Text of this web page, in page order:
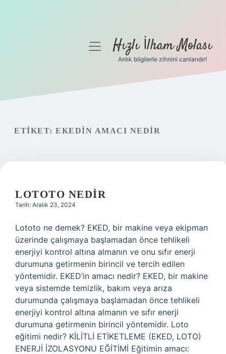
Gizlilik Politikası
menüyüHızlı İlham Molası
Anlık bilgilerle zihnini canlandır!
ETIKET: EKEDIN AMACI NEDIR
LOTOTO NEDIR
Tarih: Aralık 23, 2024
Lototo ne demek? EKED, bir makine veya ekipman
üzerinde çalışmaya başlamadan önce tehlikeli
enerjiyi kontrol altına almanın ve onu sıfır enerji
durumuna getirmenin birincil ve tercih edilen
yöntemidir. EKED’in amacı nedir? EKED, bir makine
veya sistemde temizlik, bakım veya arıza
durumunda çalışmaya başlamadan önce tehlikeli
enerjiyi kontrol altına almanın ve sıfır enerji
durumuna getirmenin birincil yöntemidir. Loto
eğitimi nedir? KİLİTLİ ETİKETLEME (EKED, LOTO)
ENERJİ İZOLASYONU EĞİTİMİ Eğitimin amacı: